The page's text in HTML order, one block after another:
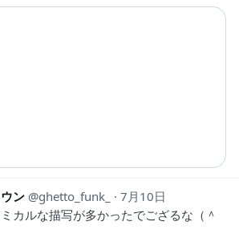
ン ghetto_funk_
7月10日
カルな描写が多かったでござるな（＾